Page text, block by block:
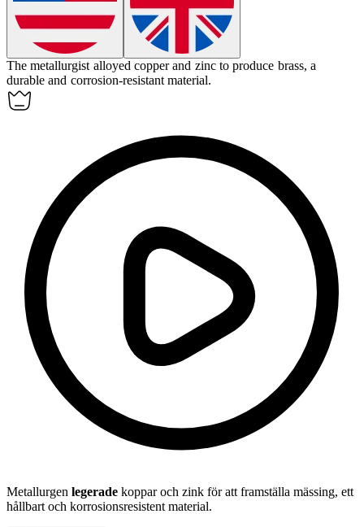
The metallurgist alloyed copper and zinc to produce brass, a
durable and corrosion-resistant material.
Metallurgen legerade koppar och zink för att framställa mässing, ett
hållbart och korrosionsresistent material.